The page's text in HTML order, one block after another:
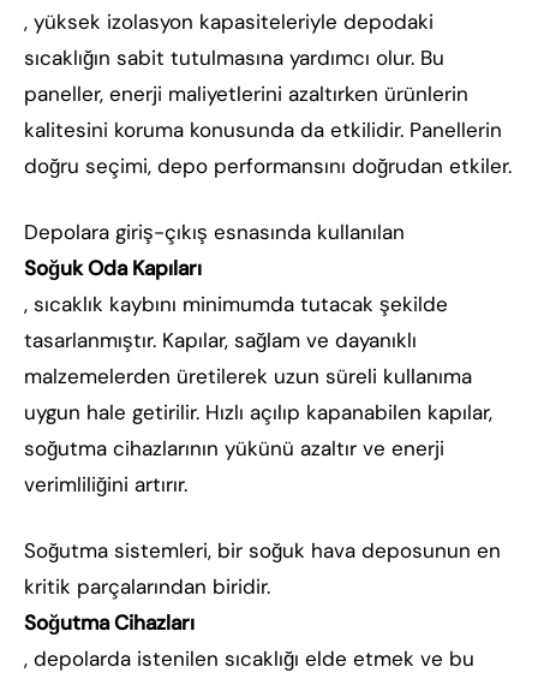
, yüksek izolasyon kapasiteleriyle depodaki
sıcaklığın sabit tutulmasına yardımcı olur. Bu
paneller, enerji maliyetlerini azaltırken ürünlerin
kalitesini koruma konusunda da etkilidir. Panellerin
doğru seçimi, depo performansını doğrudan etkiler.
Depolara giriş-çıkış esnasında kullanılan
Soğuk Oda Kapıları
, sıcaklık kaybını minimumda tutacak şekilde
tasarlanmıştır. Kapılar, sağlam ve dayanıklı
malzemelerden üretilerek uzun süreli kullanıma
uygun hale getirilir. Hızlı açılıp kapanabilen kapılar,
soğutma cihazlarının yükünü azaltır ve enerji
verimliliğini artırır.
Soğutma sistemleri, bir soğuk hava deposunun en
kritik parçalarından biridir.
Soğutma Cihazları
, depolarda istenilen sıcaklığı elde etmek ve bu